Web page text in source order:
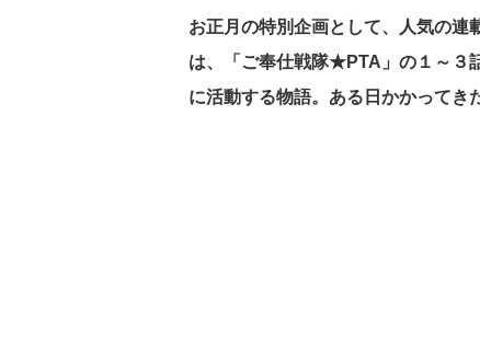
お正月の特別企画として、人気の連
は、「ご奉仕戦隊★PTA」の１～３
に活動する物語。ある日かかって